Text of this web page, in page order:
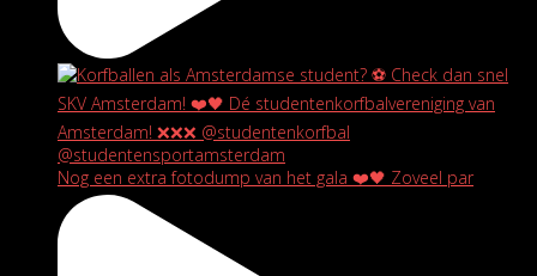
Nog een extra fotodump van het gala ❤️🖤 Zoveel par